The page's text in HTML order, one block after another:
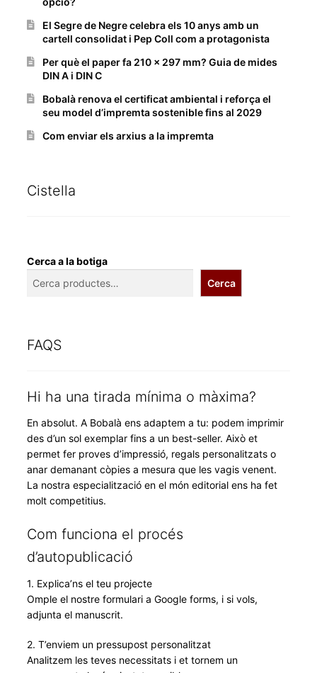
El Segre de Negre celebra els 10 anys amb un
cartell consolidat i Pep Coll com a protagonista
Per què el paper fa 210 x 297 mm? Guia de mides
DIN A i DIN C
Bobalà renova el certificat ambiental i reforça el
seu model d’impremta sostenible fins al 2029
Com enviar els arxius a la impremta
Cistella
Cerca a la botiga
Cerca
FAQS
Hi ha una tirada mínima o màxima?
En absolut. A Bobalà ens adaptem a tu: podem imprimir
des d’un sol exemplar fins a un best-seller. Això et
permet fer proves d’impressió, regals personalitzats o
anar demanant còpies a mesura que les vagis venent.
La nostra especialització en el món editorial ens ha fet
molt competitius.
Com funciona el procés
d’autopublicació
1. Explica’ns el teu projecte
Omple el nostre formulari a Google forms, i si vols,
adjunta el manuscrit.
2. T’enviem un pressupost personalitzat
Analitzem les teves necessitats i et tornem un